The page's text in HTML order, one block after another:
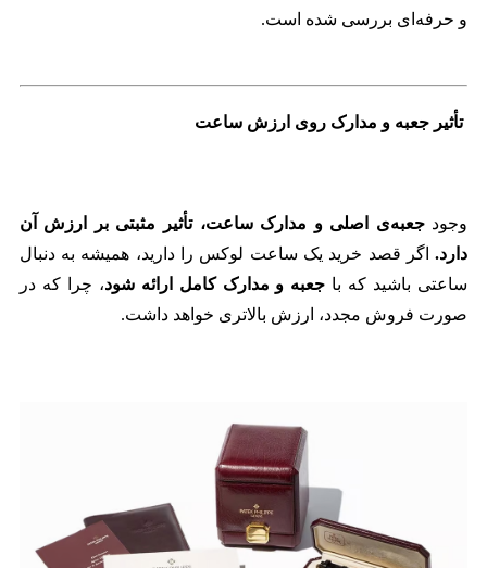
و حرفه‌ای بررسی شده است.
تأثیر جعبه و مدارک روی ارزش ساعت
وجودجعبه‌ی اصلی و مدارک ساعت، تأثیر مثبتی بر ارزش آن
دارد.اگر قصد خرید یک ساعت لوکس را دارید، همیشه به دنبال
ساعتی باشید که با جعبه و مدارک کامل ارائه شود، چرا که در
صورت فروش مجدد، ارزش بالاتری خواهد داشت.